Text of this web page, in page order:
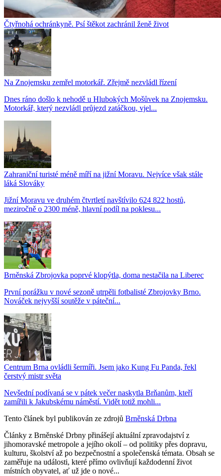
Čtyřnohá ochránkyně. Psí štěkot zachránil ženě život
Na Znojemsku zemřel motorkář. Zřejmě nezvládl řízení
Dnes ráno došlo k nehodě u Hlubokých Mošůvek na Znojemsku.
Motorkář, který nezvládl průjezd zatáčkou, vjel...
Zahraniční turisté méně míří na jižní Moravu. Nejvíce však stále
láká Slováky
Jižní Moravu ve druhém čtvrtletí navštívilo 624 822 hostů,
meziročně o 2300 méně, hlavní podíl na poklesu...
Brněnská Zbrojovka poprvé klopýtla, doma nestačila na Liberec
První porážku v nové sezoně utrpěli fotbalisté Zbrojovky Brno.
Nováček nejvyšší soutěže v páteční...
Centrum Brna ovládli šermíři. Jsem jako Kung Fu Panda, řekl
čerstvý mistr světa
Nevšední podívaná se v pátek večer naskytla Brňanům, kteří
zamířili k Jakubskému náměstí. Vidět totiž mohli...
Tento článek byl publikován ze zdrojů Brněnská Drbna
Články z Brněnské Drbny přinášejí aktuální zpravodajství z
jihomoravské metropole a jejího okolí – od politiky přes dopravu,
kulturu, školství až po bezpečnostní a společenská témata. Obsah se
zaměřuje na události, které přímo ovlivňují každodenní život
místních obyvatel, ať už jde o nové...